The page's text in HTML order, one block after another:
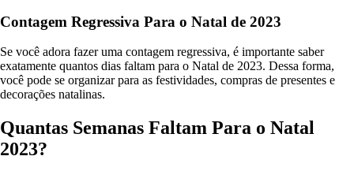
Contagem Regressiva Para o Natal de 2023
Se você adora fazer uma contagem regressiva, é importante saber
exatamente quantos dias faltam para o Natal de 2023. Dessa forma,
você pode se organizar para as festividades, compras de presentes e
decorações natalinas.
Quantas Semanas Faltam Para o Natal
2023?